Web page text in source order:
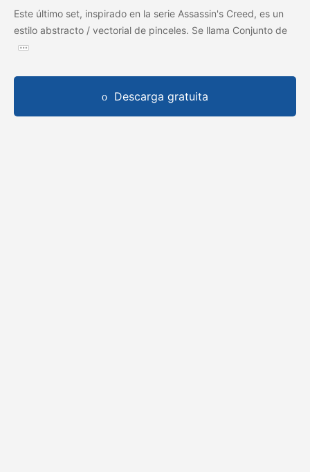
Este último set, inspirado en la serie Assassin's Creed, es un
estilo abstracto / vectorial de pinceles. Se llama Conjunto de
Descarga gratuita